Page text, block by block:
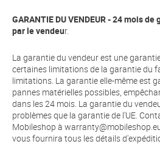
GARANTIE DU VENDEUR - 24 mois
par le vendeur.
La garantie du vendeur est une
certaines limitations de la garantie du
limitations. La garantie elle-même est
pannes matérielles possibles,
dans les 24 mois. La garantie du
problèmes que la garantie de l'UE.
Mobileshop à
vous fournira tous les détails